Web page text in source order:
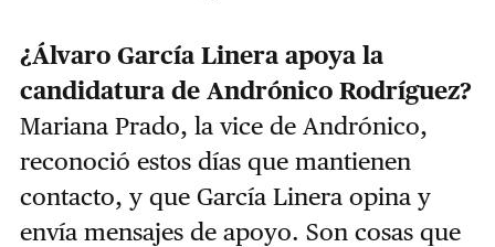
¿Álvaro García Linera apoya la
candidatura de Andrónico Rodríguez?
Mariana Prado, la vice de Andrónico,
reconoció estos días que mantienen
contacto, y que García Linera opina y
envía mensajes de apoyo. Son cosas que